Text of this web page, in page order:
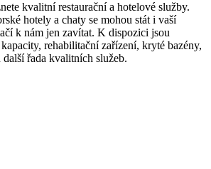
kvalitní restaurační a hotelové služby.
hotely a chaty se mohou stát i vaší
k nám jen zavítat. K dispozici jsou
rehabilitační zařízení, kryté bazény,
řada kvalitních služeb.